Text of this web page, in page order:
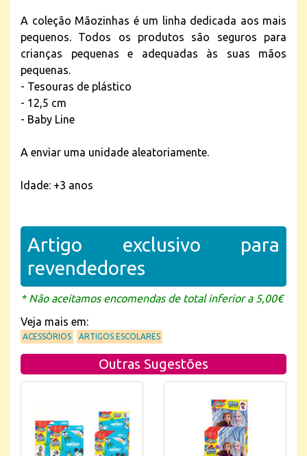
A coleção Mãozinhas é um linha dedicada aos mais
pequenos. Todos os produtos são seguros para
crianças pequenas e adequadas às suas mãos
pequenas.
- Tesouras de plástico
- 12,5 cm
- Baby Line
A enviar uma unidade aleatoriamente.
Idade: +3 anos
Artigo exclusivo para
revendedores
* Não aceitamos encomendas de total inferior a 5,00€
Veja mais em:
ACESSÓRIOS ARTIGOS ESCOLARES
Outras Sugestões